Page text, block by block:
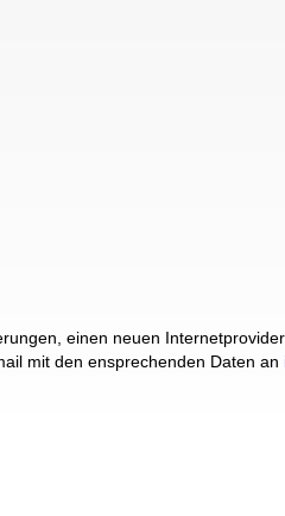
einen neuen
mit den ensprechenden Daten an